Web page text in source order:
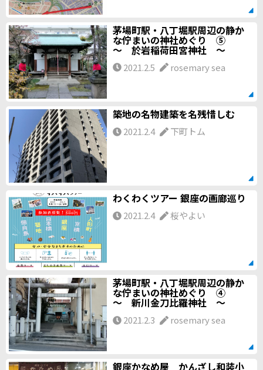
茅場町駅・八丁堀駅周辺の静か
な佇まいの神社めぐり ⑤
～ 於岩稲荷田宮神社 ～
2021.2.5 rosemary sea
築地の名物建築を名残惜しむ
2021.2.4 下町トム
わくわくツアー 銀座の画廊巡り
2021.2.4 桜やよい
茅場町駅・八丁堀駅周辺の静か
な佇まいの神社めぐり ④
～ 新川金刀比羅神社 ～
2021.2.3 rosemary sea
銀座かなめ屋 かんざし和装小